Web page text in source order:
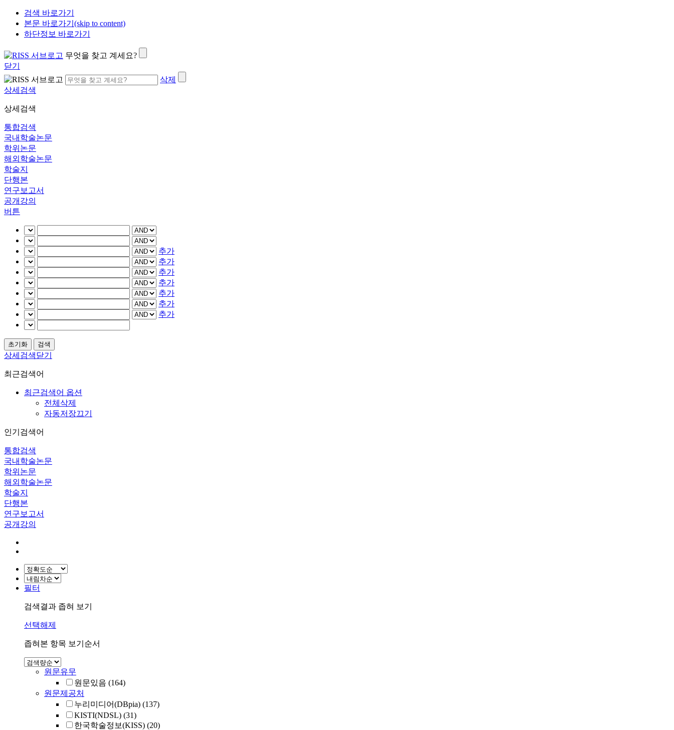
검색 바로가기
본문 바로가기(skip to content)
하단정보 바로가기
무엇을 찾고 계세요?
닫기
삭제
상세검색
상세검색
통합검색
국내학술논문
학위논문
해외학술논문
학술지
단행본
연구보고서
공개강의
버튼
추가
추가
추가
추가
추가
추가
추가
상세검색닫기
최근검색어
최근검색어 옵션
전체삭제
자동저장끄기
인기검색어
통합검색
국내학술논문
학위논문
해외학술논문
학술지
단행본
연구보고서
공개강의
필터
검색결과 좁혀 보기
선택해제
좁혀본 항목 보기순서
원문유무
원문있음 (164)
원문제공처
누리미디어(DBpia) (137)
KISTI(NDSL) (31)
한국학술정보(KISS) (20)